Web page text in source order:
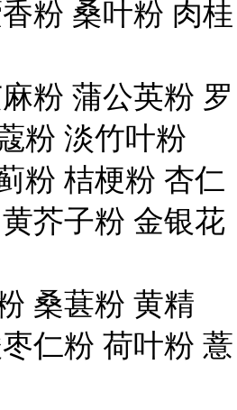
粉 桑叶粉 肉桂
粉 蒲公英粉 罗
粉 淡竹叶粉
粉 桔梗粉 杏仁
芥子粉 金银花
桑葚粉 黄精
仁粉 荷叶粉 薏